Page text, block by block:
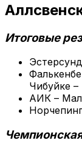
Итоговые
Чибуйке
АИК –